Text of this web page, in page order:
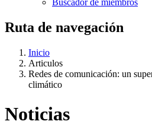
Buscador de miembros
Ruta de navegación
Inicio
Articulos
Redes de comunicación: un
climático
Noticias